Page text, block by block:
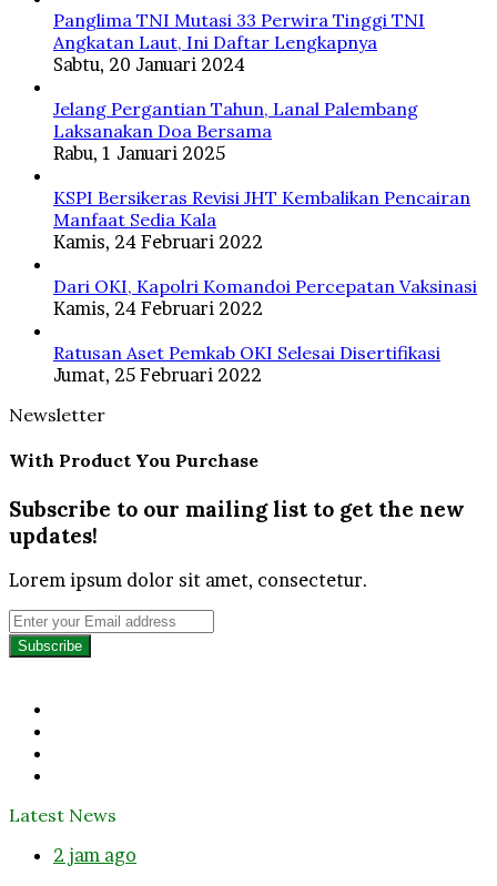
Panglima TNI Mutasi 33 Perwira Tinggi TNI
Angkatan Laut, Ini Daftar Lengkapnya
Sabtu, 20 Januari 2024
Jelang Pergantian Tahun, Lanal Palembang
Laksanakan Doa Bersama
Rabu, 1 Januari 2025
KSPI Bersikeras Revisi JHT Kembalikan Pencairan
Manfaat Sedia Kala
Kamis, 24 Februari 2022
Dari OKI, Kapolri Komandoi Percepatan Vaksinasi
Kamis, 24 Februari 2022
Ratusan Aset Pemkab OKI Selesai Disertifikasi
Jumat, 25 Februari 2022
Newsletter
With Product You Purchase
Subscribe to our mailing list to get the new
updates!
Lorem ipsum dolor sit amet, consectetur.
Enter
your
Email
Latest News
2 jam ago